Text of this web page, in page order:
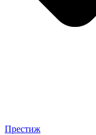
Престиж